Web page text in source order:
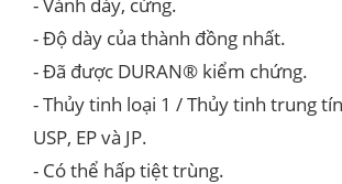
- Độ dày của thành đồng nhất.
- Đã được DURAN® kiểm chứng.
- Thủy tinh loại 1 / Thủy tinh trung
USP, EP và JP.
- Có thể hấp tiệt trùng.